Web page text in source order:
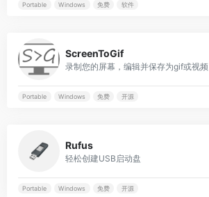
Portable Windows 免费 软件
ScreenToGif
录制您的屏幕，编辑并保存为gif或视频
Portable Windows 免费 开源
Rufus
轻松创建USB启动盘
Portable Windows 免费 开源